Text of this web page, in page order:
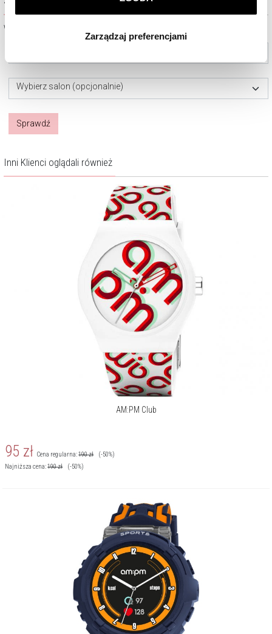
korzystamy. Możesz również wybrać jaki rodzaj plików
Zarządzaj preferencjami. W każdej chwili możesz
dokonać zmiany wybranych przez Ciebie plików cookie.
Zarządzaj preferencjami
Wybierz miasto lub salon
Wybierz salon (opcjonalnie)
Sprawdź
Inni Klienci oglądali również
AM:PM Club
95 zł Cena regularna:190zł
(-50%)
Najniższa cena:190zł (-50%)